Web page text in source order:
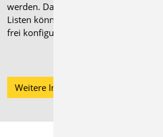
werden. Das Format und der Inhalt der
Listen können über den ListenEditor
frei konfiguriert werden.
Weitere Informationen